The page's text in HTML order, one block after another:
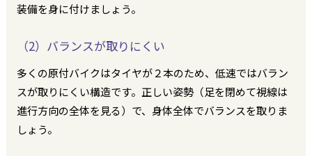
装備を身に付けましょう。
（2）バランスが取りにくい
多くの原付バイクはタイヤが２本のため、低速ではバラン
スが取りにくい構造です。正しい姿勢（足を閉めて視線は
進行方向の全体を見る）で、身体全体でバランスを取りま
しょう。